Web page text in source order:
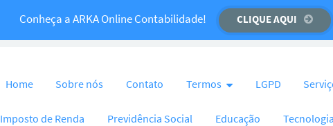
Temos um recado importante para você! CLIQUE AQUI
Conheça a ARKA Online Contabilidade! CLIQUE AQUI
Home Sobre nós Contato Termos LGPD
Imposto de Renda Previdência Social Educação Tecnologia